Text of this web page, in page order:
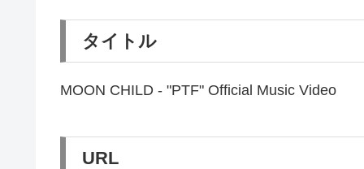
タイトル
MOON CHILD - "PTF" Official Music Video
URL